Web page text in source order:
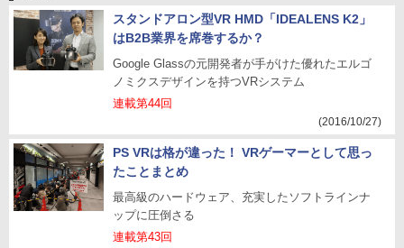
スタンドアロン型VR HMD「IDEALENS K2」
はB2B業界を席巻するか？
Google Glassの元開発者が手がけた優れたエルゴ
ノミクスデザインを持つVRシステム
連載第44回
(2016/10/27)
PS VRは格が違った！ VRゲーマーとして思っ
たことまとめ
最高級のハードウェア、充実したソフトラインナ
ップに圧倒さる
連載第43回